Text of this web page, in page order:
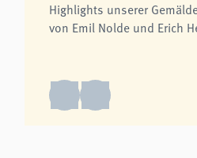
Highlights unserer
von Emil Nolde und Erich